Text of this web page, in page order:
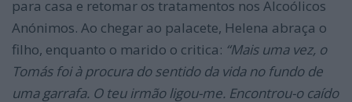
para casa e retomar os tratamentos nos Alcoólicos
Anónimos. Ao chegar ao palacete, Helena abraça o
filho, enquanto o marido o critica: “Mais uma vez, o
Tomás foi à procura do sentido da vida no fundo de
uma garrafa. O teu irmão ligou-me. Encontrou-o caído